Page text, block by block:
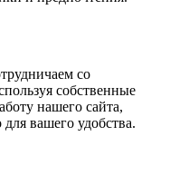
со
собственные
нашего сайта,
вашего удобства.